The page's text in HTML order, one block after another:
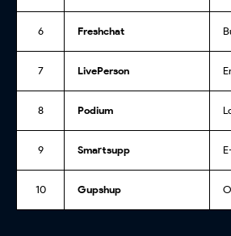
6 Freshchat
7 LivePerson
8 Podium
9 Smartsupp
10 Gupshup